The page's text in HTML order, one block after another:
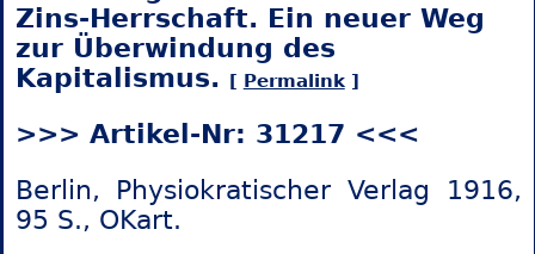
Zins-Herrschaft. Ein neuer Weg
zur Überwindung des
Kapitalismus. [ Permalink]
>>> Artikel-Nr: 31217 <<<
Berlin, Physiokratischer Verlag 1916,
95 S., OKart.